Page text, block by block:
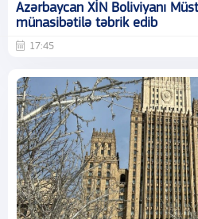
Azərbaycan XİN Boliviyanı
münasibətilə təbrik edib
17:45